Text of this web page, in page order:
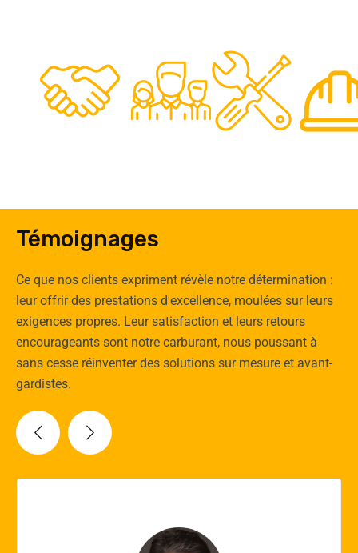
48
0
50
Experts
Témoignages
Ce que nos clients expriment révèle notre détermination :
leur offrir des prestations d'excellence, moulées sur leurs
exigences propres. Leur satisfaction et leurs retours
encourageants sont notre carburant, nous poussant à
sans cesse réinventer des solutions sur mesure et avant-
gardistes.